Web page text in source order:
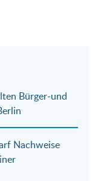
Bürger-und
Nachweise